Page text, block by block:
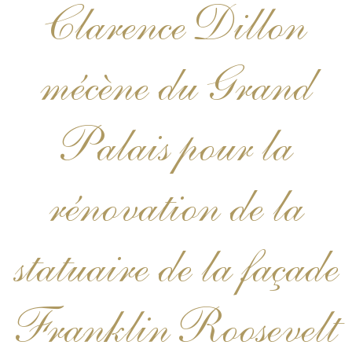
Clarence Dillon
mécène du Grand
Palais pour la
rénovation de la
statuaire de la façade
Franklin Roosevelt